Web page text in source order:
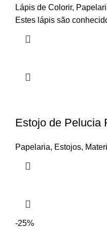
Lápis de Colorir,
Estes lápis são
Estojo de Pelucia
Papelaria, Estojos,
-25%